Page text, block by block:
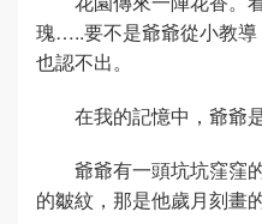
瑰…..要不是爺爺從小教
也認不出。
在我的記憶中，爺爺
爺爺有一頭坑坑窪窪
的皺紋，那是他歲月刻畫